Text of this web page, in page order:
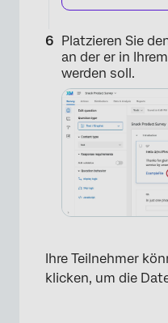
Platzieren Sie
an der er in
werden soll.
Ihre Teilnehmer
klicken, um die